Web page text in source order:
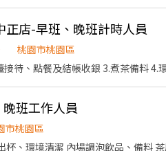
正店-早班、晚班計時人員
桃園市桃園區
接待、點餐及結帳收銀 3.煮茶備料 4.
班工作人員
市桃園區